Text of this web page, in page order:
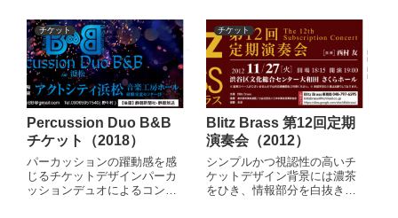
チケット
Percussion Duo B&B
チケット（2018）
パーカッションの躍動感を感
じるチケットデザインパーカ
ッションデュオによるコンサ
チケット
Blitz Brass 第12回定期
演奏会（2012）
シンプルかつ視認性の高いチ
ケットデザイン背景には濃茶
をひき、情報部分を白抜きに